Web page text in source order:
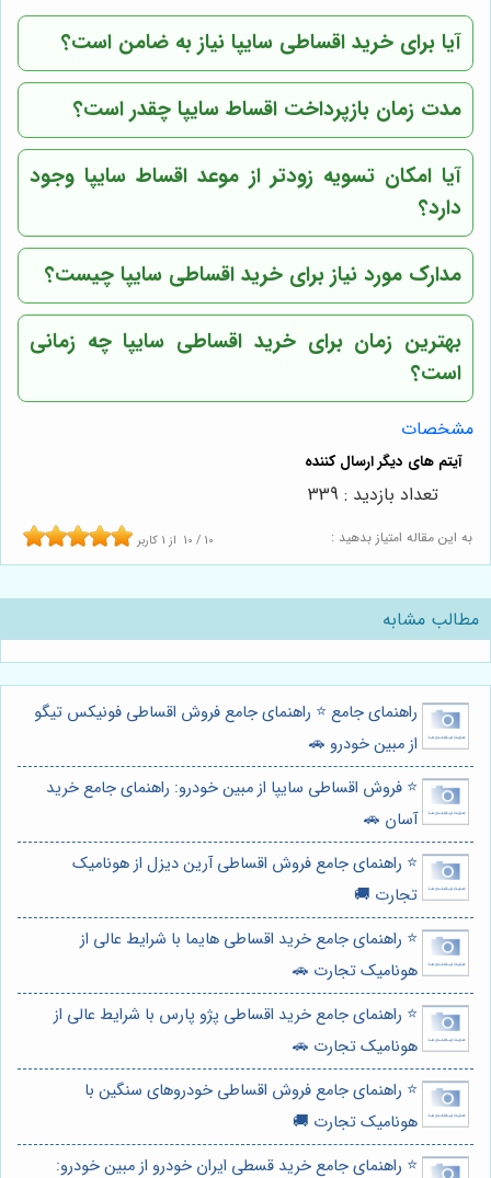
آیا برای خرید اقساطی سایپا نیاز به ضامن است؟
مدت زمان بازپرداخت اقساط سایپا چقدر است؟
آیا امکان تسویه زودتر از موعد اقساط سایپا وجود
دارد؟
مدارک مورد نیاز برای خرید اقساطی سایپا چیست؟
بهترین زمان برای خرید اقساطی سایپا چه زمانی
است؟
مشخصات
به این مقاله امتیاز بدهید : 10 / 10 از 1 کاربر
تعداد بازدید : 339
مطالب مشابه
راهنمای جامع ⭐️ راهنمای جامع فروش اقساطی فونیکس تیگو
از مبین خودرو 🚗
⭐️ فروش اقساطی سایپا از مبین خودرو: راهنمای جامع خرید
آسان 🚗
⭐️ راهنمای جامع فروش اقساطی آرین دیزل از هونامیک
تجارت 🚚
⭐️ راهنمای جامع خرید اقساطی هایما با شرایط عالی از
هونامیک تجارت 🚗
⭐️ راهنمای جامع خرید اقساطی پژو پارس با شرایط عالی از
هونامیک تجارت 🚗
⭐️ راهنمای جامع فروش اقساطی خودروهای سنگین با
هونامیک تجارت 🚚
⭐️ راهنمای جامع خرید قسطی ایران خودرو از مبین خودرو: